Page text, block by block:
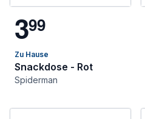
399
Zu Hause
Snackdose - Rot
Spiderman